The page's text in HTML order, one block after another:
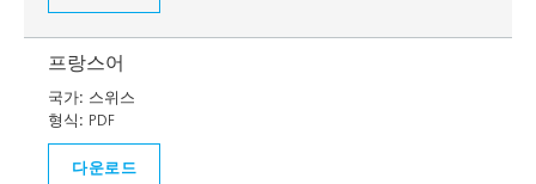
프랑스어
국가: 스위스
형식: PDF
다운로드